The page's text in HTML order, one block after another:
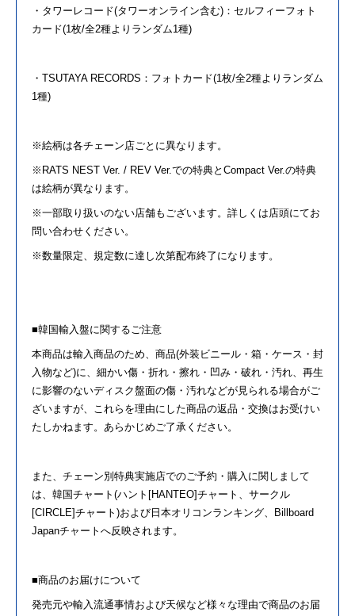
・タワーレコード(タワーオンライン含む)：セルフィーフォト
カード(1枚/全2種よりランダム1種)
・TSUTAYA RECORDS： フォト カード(1枚/全2種よりランダム
1種)
※絵柄は各チェーン店ごとに異なります。
※RATS NEST Ver. / REV Ver.での特典とCompact Ver.の特典
は絵柄が異なります。
※一部取り扱いのない店舗もございます。詳しくは店頭にてお
問い合わせください。
※数量限定、規定数に達し次第配布終了になります。
■韓国輸入盤に関するご注意
本商品は輸入商品のため、商品(外装ビニール・箱・ケース・封
入物など)に、細かい傷・折れ・擦れ・凹み・破れ・汚れ、再生
に影響のないディスク盤面の傷・汚れなどが見られる場合がご
ざいますが、これら を理由にした商品の返品・交換はお受けい
たしかねます。あらかじめご了承ください。
また、チェーン別特典実施店でのご予約・購入に関しまして
は、韓国チャート(ハント[HANTEO]チャート、サークル
[CIRCLE]チャート)および日本オリコンランキング、Billboard
Japanチャートへ反映されます。
■商品のお届けについて
発売元や輸入流通事情および天候など様々な理由で商品のお届